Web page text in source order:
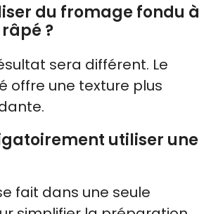
du fromage fondu à
?
sera différent. Le
offre une texture plus
utiliser une
fait dans une seule